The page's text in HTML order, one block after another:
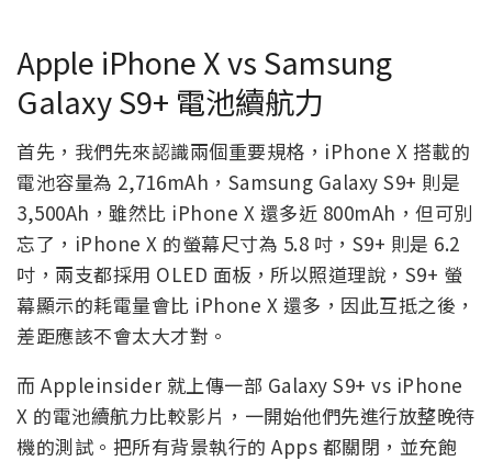
Apple iPhone X vs Samsung
Galaxy S9+ 電池續航力
首先，我們先來認識兩個重要規格，iPhone X 搭載的
電池容量為 2,716mAh，Samsung Galaxy S9+ 則是
3,500Ah，雖然比 iPhone X 還多近 800mAh，但可別
忘了，iPhone X 的螢幕尺寸為 5.8 吋，S9+ 則是 6.2
吋，兩支都採用 OLED 面板，所以照道理說，S9+ 螢
幕顯示的耗電量會比 iPhone X 還多，因此互抵之後，
差距應該不會太大才對。
而 Appleinsider 就上傳一部 Galaxy S9+ vs iPhone
X 的電池續航力比較影片，一開始他們先進行放整晚待
機的測試。把所有背景執行的 Apps 都關閉，並充飽